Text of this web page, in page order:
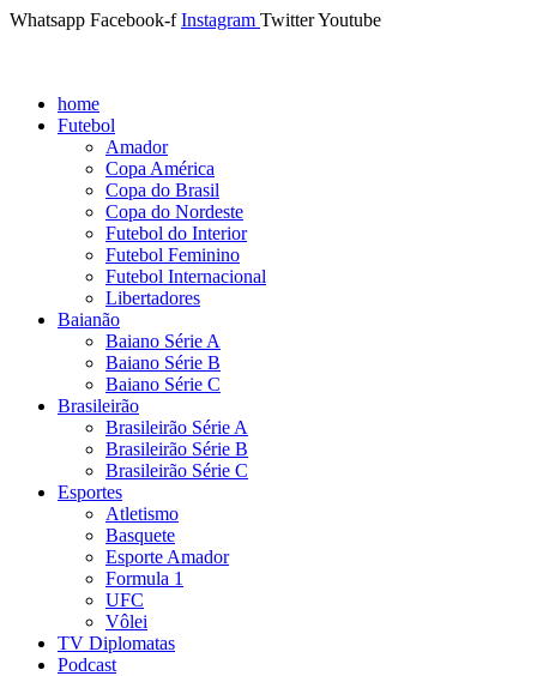
Whatsapp Facebook-f Instagram TwitterYoutube
home
Futebol
Amador
Copa América
Copa do Brasil
Copa do Nordeste
Futebol do Interior
Futebol Feminino
Futebol Internacional
Libertadores
Baianão
Baiano Série A
Baiano Série B
Baiano Série C
Brasileirão
Brasileirão Série A
Brasileirão Série B
Brasileirão Série C
Esportes
Atletismo
Basquete
Esporte Amador
Formula 1
UFC
Vôlei
TV Diplomatas
Podcast